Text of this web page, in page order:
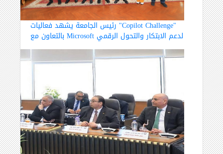
رئيس الجامعة يشهد فعاليات "Copilot Challenge"
بالتعاون مع Microsoft لدعم الابتكار والتحول الرقمي